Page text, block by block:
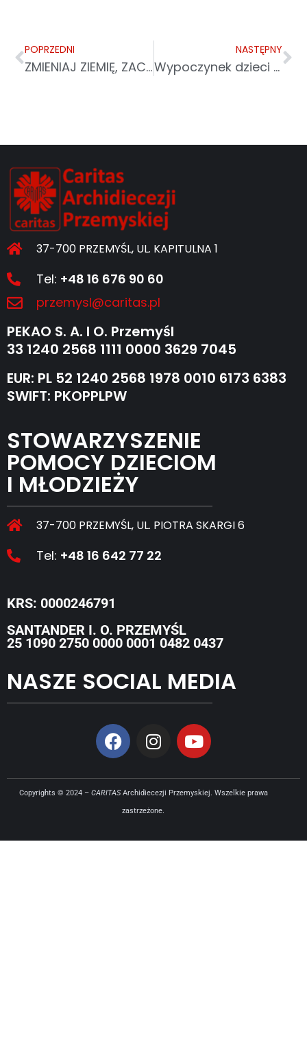
POPRZEDNI
ZMIENIAJ ZIEMIĘ, ZACZNIJ OD SIEBIE. STARTUJE 9. EDYCJA TYGODNIA LAUDATO SI
NASTĘPNY
Wypoczynek dzieci z Ukrainy w Bieszczadach
37-700 PRZEMYŚL, UL. KAPITULNA 1
Tel: +48 16 676 90 60
przemysl@caritas.pl
PEKAO S. A. I O. Przemyśl
33 1240 2568 1111 0000 3629 7045
EUR: PL 52 1240 2568 1978 0010 6173 6383
SWIFT: PKOPPLPW
STOWARZYSZENIE
POMOCY DZIECIOM
I MŁODZIEŻY
37-700 PRZEMYŚL, UL. PIOTRA SKARGI 6
Tel: +48 16 642 77 22
KRS: 0000246791
SANTANDER I. O. PRZEMYŚL
25 1090 2750 0000 0001 0482 0437
NASZE SOCIAL MEDIA
Copyrights © 2024 – CARITASArchidiecezji Przemyskiej. Wszelkie prawa
zastrzeżone.